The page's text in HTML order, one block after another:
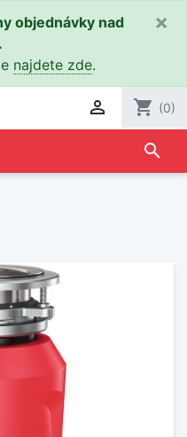
objednávky nad
najdete zde.
×
 shopping_cart (0)
search